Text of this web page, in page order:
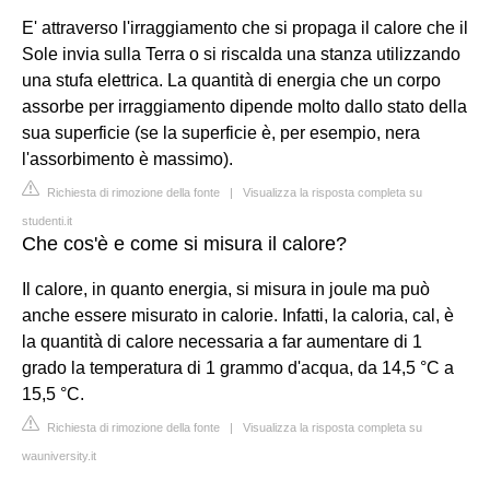
E' attraverso l'irraggiamento che si propaga il calore che il
Sole invia sulla Terra o si riscalda una stanza utilizzando
una stufa elettrica. La quantità di energia che un corpo
assorbe per irraggiamento dipende molto dallo stato della
sua superficie (se la superficie è, per esempio, nera
l'assorbimento è massimo).
Richiesta di rimozione della fonte | Visualizza la risposta completa su
studenti.it
Che cos'è e come si misura il calore?
Il calore, in quanto energia, si misura in joule ma può
anche essere misurato in calorie. Infatti, la caloria, cal, è
la quantità di calore necessaria a far aumentare di 1
grado la temperatura di 1 grammo d'acqua, da 14,5 °C a
15,5 °C.
Richiesta di rimozione della fonte | Visualizza la risposta completa su
wauniversity.it